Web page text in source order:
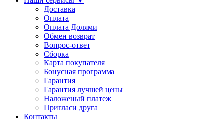
Доставка
Оплата
Оплата Долями
Обмен возврат
Вопрос-ответ
Сборка
Карта покупателя
Бонусная программа
Гарантия
Гарантия лучшей цены
Наложеный платеж
Пригласи друга
Контакты